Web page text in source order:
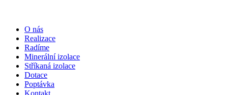
O nás
Realizace
Radíme
Minerální izolace
Stříkaná izolace
Dotace
Poptávka